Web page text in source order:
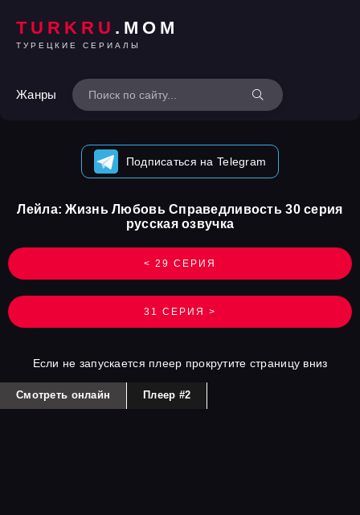
TURKRU .MOM
ТУРЕЦКИЕ СЕРИАЛЫ
Жанры
Подписаться на Telegram
< 29 СЕРИЯ
Лейла: Жизнь Любовь Справедливость 30 серия
русская озвучка
31 СЕРИЯ >
Если не запускается плеер прокрутите страницу вниз
Смотреть онлайн Плеер #2